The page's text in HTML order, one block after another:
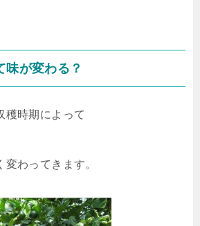
味が変わる？
穫時期によって
わってきます。